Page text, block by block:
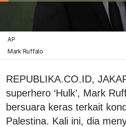
AP
Mark Ruffalo
REPUBLIKA.CO.ID,
superhero ‘Hulk’, Mark
bersuara keras terkait
Palestina. Kali ini, dia